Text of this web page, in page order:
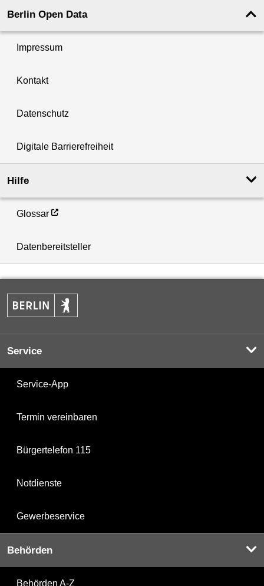
Berlin Open Data
Impressum
Kontakt
Datenschutz
Digitale Barrierefreiheit
Hilfe
Glossar
Datenbereitsteller
Service
Service-App
Termin vereinbaren
Bürgertelefon 115
Notdienste
Gewerbeservice
Behörden
Behörden A-Z